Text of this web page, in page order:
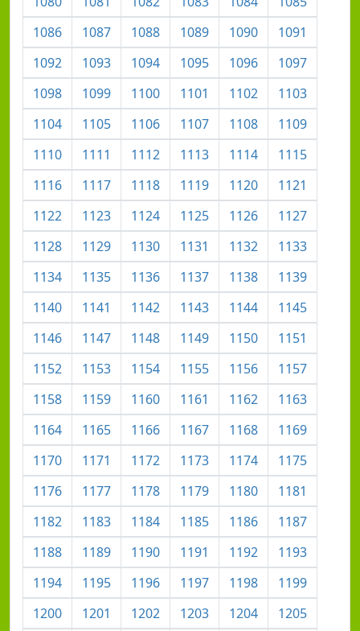
1086
1087 1088 1089 1090
1091
1092
1093 1094 1095 1096
1097
1098
1099 1100 1101 1102
1103
1104
1105 1106 1107 1108
1109
1110
1111 1112 1113 1114
1115
1116
1117 1118 1119 1120
1121
1122
1123 1124 1125 1126
1127
1128
1129 1130 1131 1132
1133
1134
1135 1136 1137 1138
1139
1140
1141 1142 1143 1144
1145
1146
1147 1148 1149 1150
1151
1152
1153 1154 1155 1156
1157
1158
1159 1160 1161 1162
1163
1164
1165 1166 1167 1168
1169
1170
1171 1172 1173 1174
1175
1176
1177 1178 1179 1180
1181
1182
1183 1184 1185 1186
1187
1188
1189 1190 1191 1192
1193
1194
1195 1196 1197 1198
1199
1200
1201 1202 1203 1204
1205